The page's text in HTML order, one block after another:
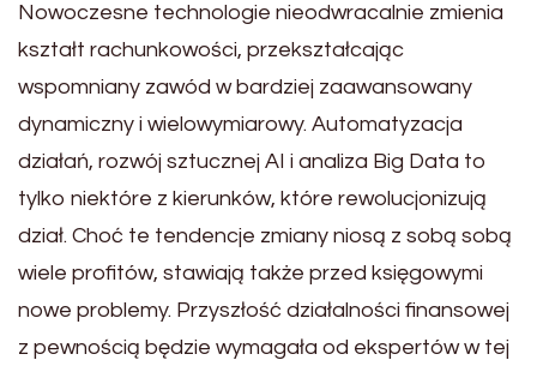
Nowoczesne technologie nieodwracalnie zmienia
kształt rachunkowości, przekształcając
wspomniany zawód w bardziej zaawansowany
dynamiczny i wielowymiarowy. Automatyzacja
działań, rozwój sztucznej AI i analiza Big Data to
tylko niektóre z kierunków, które rewolucjonizują
dział. Choć te tendencje zmiany niosą z sobą sobą
wiele profitów, stawiają także przed księgowymi
nowe problemy. Przyszłość działalności finansowej
z pewnością będzie wymagała od ekspertów w tej